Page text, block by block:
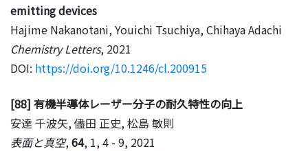
emitting devices
Hajime Nakanotani, Youichi Tsuchiya, Chihaya Adachi
Chemistry Letters, 2021
DOI: https://doi.org/10.1246/cl.200915
[88] 有機半導体レーザー分子の耐久特性の向上
安達 千波矢, 儘田 正史, 松島 敏則
表面と真空,64, 1, 4 - 9, 2021